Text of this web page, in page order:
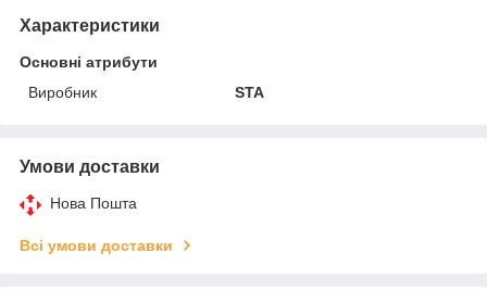
Характеристики
Основні атрибути
Виробник
STA
Умови доставки
Нова Пошта
Всі умови доставки